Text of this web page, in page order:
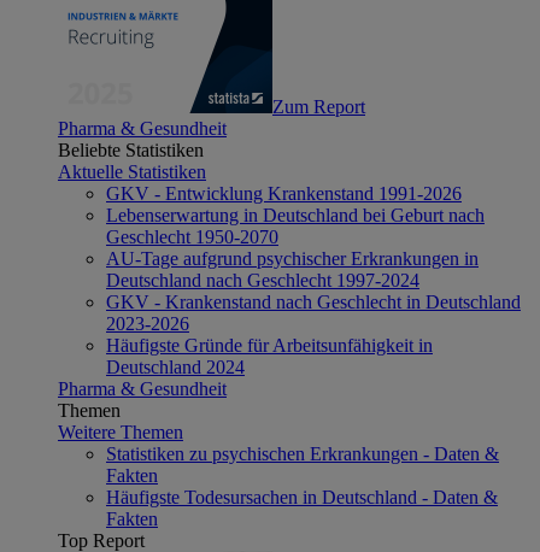
Zum Report
Pharma & Gesundheit
Beliebte Statistiken
Aktuelle Statistiken
GKV - Entwicklung Krankenstand 1991-2026
Lebenserwartung in Deutschland bei Geburt nach
Geschlecht 1950-2070
AU-Tage aufgrund psychischer Erkrankungen in
Deutschland nach Geschlecht 1997-2024
GKV - Krankenstand nach Geschlecht in Deutschland
2023-2026
Häufigste Gründe für Arbeitsunfähigkeit in
Deutschland 2024
Pharma & Gesundheit
Themen
Weitere Themen
Statistiken zu psychischen Erkrankungen - Daten &
Fakten
Häufigste Todesursachen in Deutschland - Daten &
Fakten
Top Report